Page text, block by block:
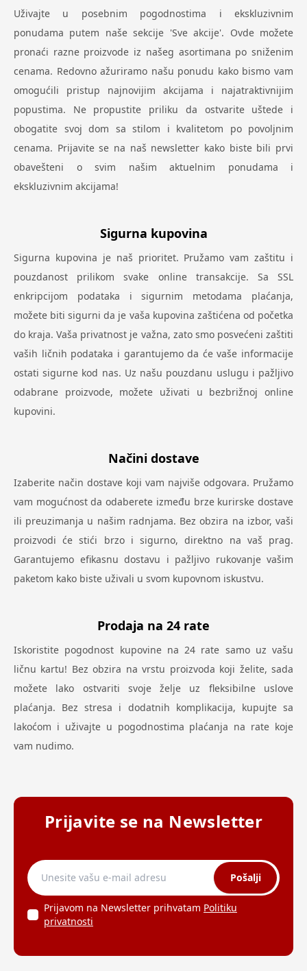
Uživajte u posebnim pogodnostima i ekskluzivnim
ponudama putem naše sekcije 'Sve akcije'. Ovde možete
pronaći razne proizvode iz našeg asortimana po sniženim
cenama. Redovno ažuriramo našu ponudu kako bismo vam
omogućili pristup najnovijim akcijama i najatraktivnijim
popustima. Ne propustite priliku da ostvarite uštede i
obogatite svoj dom sa stilom i kvalitetom po povoljnim
cenama. Prijavite se na naš newsletter kako biste bili prvi
obavešteni o svim našim aktuelnim ponudama i
ekskluzivnim akcijama!
Sigurna kupovina
Sigurna kupovina je naš prioritet. Pružamo vam zaštitu i
pouzdanost prilikom svake online transakcije. Sa SSL
enkripcijom podataka i sigurnim metodama plaćanja,
možete biti sigurni da je vaša kupovina zaštićena od početka
do kraja. Vaša privatnost je važna, zato smo posvećeni zaštiti
vaših ličnih podataka i garantujemo da će vaše informacije
ostati sigurne kod nas. Uz našu pouzdanu uslugu i pažljivo
odabrane proizvode, možete uživati u bezbrižnoj online
kupovini.
Načini dostave
Izaberite način dostave koji vam najviše odgovara. Pružamo
vam mogućnost da odaberete između brze kurirske dostave
ili preuzimanja u našim radnjama. Bez obzira na izbor, vaši
proizvodi će stići brzo i sigurno, direktno na vaš prag.
Garantujemo efikasnu dostavu i pažljivo rukovanje vašim
paketom kako biste uživali u svom kupovnom iskustvu.
Prodaja na 24 rate
Iskoristite pogodnost kupovine na 24 rate samo uz vašu
ličnu kartu! Bez obzira na vrstu proizvoda koji želite, sada
možete lako ostvariti svoje želje uz fleksibilne uslove
plaćanja. Bez stresa i dodatnih komplikacija, kupujte sa
lakoćom i uživajte u pogodnostima plaćanja na rate koje
vam nudimo.
Prijavite se na Newsletter
Pošalji
Prijavom na Newsletter prihvatam Politiku
privatnosti